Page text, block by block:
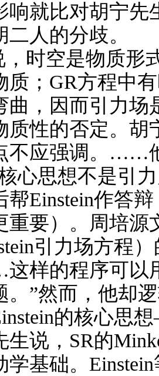
响就比对胡宁先
二人的分歧。
，时空是物质形
质； GR方程中
曲，因而引力场
质性的否定。胡
不应强调。……
心思想不是引
帮Einstein作答
重要）。周培源
引力场方程
样的程序可以
。”然而，他却
的核心思
生说， SR的
学基础。 Einstein